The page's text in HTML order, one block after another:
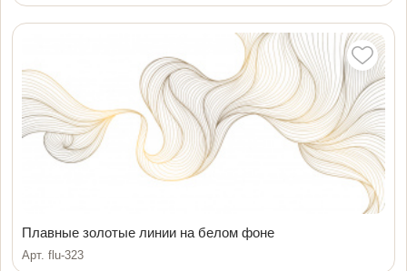
Плавные золотые линии на белом фоне
Арт. flu-323